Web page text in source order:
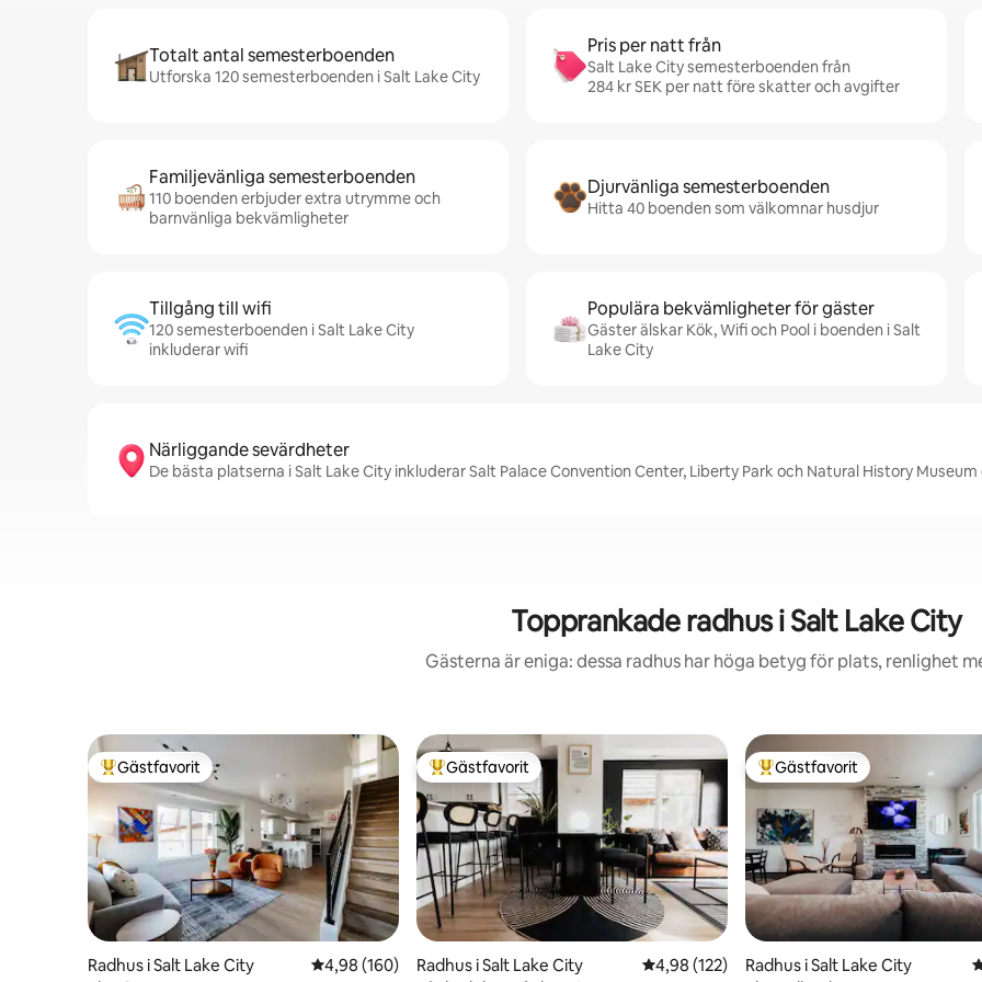
Totalt antal semesterboenden
Utforska 120 semesterboenden i Salt Lake City
Pris per natt från
Salt Lake City semesterboenden från
284 kr SEK per natt före skatter och avgifter
Familjevänliga semesterboenden
110 boenden erbjuder extra utrymme och
barnvänliga bekvämligheter
Djurvänliga semesterboenden
Hitta 40 boenden som välkomnar husdjur
Tillgång till wifi
120 semesterboenden i Salt Lake City
inkluderar wifi
Populära bekvämligheter för gäster
Gäster älskar Kök, Wifi och Pool i boenden i Salt
Lake City
Närliggande sevärdheter
De bästa platserna i Salt Lake City inkluderar Salt Palace Convention Center, Liberty Park och Natural History
Topprankade radhus i Salt Lake City
Gästerna är eniga: dessa radhus har höga betyg för plats, renlighet
Populär gästfavorit
Gästfavorit
Radhus i Salt Lake City 4,98 av 5 i genomsnittligt betyg, 160 omdömen
4,98 (160)
Populär gästfavorit
Gästfavorit
Radhus i Salt Lake City 4,98 av 5 i genomsnittligt betyg, 122
4,98 (122)
Populär gästfavorit
Gästfavorit
Radhus i Salt Lake City